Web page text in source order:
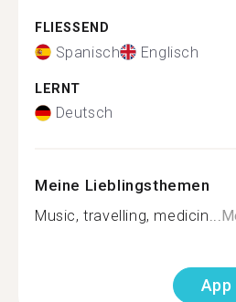
FLIESSEND
Spanisch Englisch
LERNT
Deutsch
Meine Lieblingsthemen
Music, travelling, medicin...